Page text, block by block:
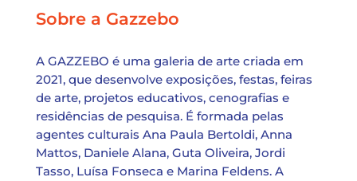
Sobre a Gazzebo
A GAZZEBO é uma galeria de arte criada em
2021, que desenvolve exposições, festas, feiras
de arte, projetos educativos, cenografias e
residências de pesquisa. É formada pelas
agentes culturais Ana Paula Bertoldi, Anna
Mattos, Daniele Alana, Guta Oliveira, Jordi
Tasso, Luísa Fonseca e Marina Feldens. A